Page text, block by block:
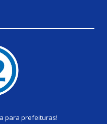
para prefeituras!